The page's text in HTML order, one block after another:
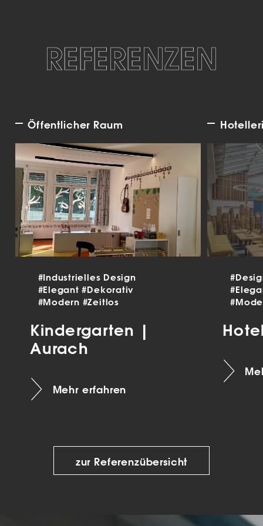
REFERENZEN
Öffentlicher Raum
#Industrielles Design
#Elegant#Dekorativ
#Modern #Zeitlos
Kindergarten |
Aurach
Mehr erfahren
zur Referenzübersicht